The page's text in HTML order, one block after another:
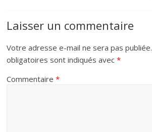
Laisser un commentaire
Votre adresse e-mail ne sera pas publiée.
obligatoires sont indiqués avec*
Commentaire*